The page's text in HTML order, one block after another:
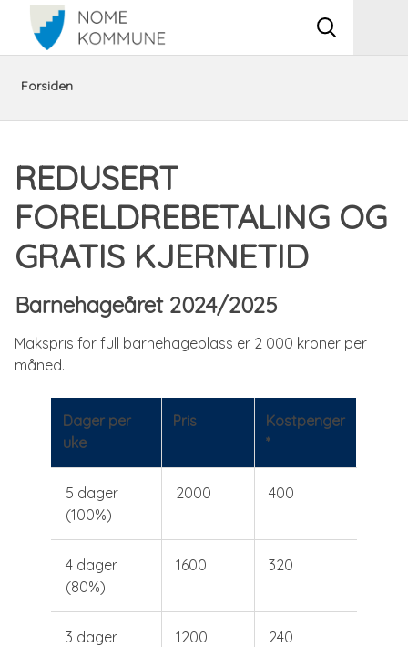
Vis
Du
her:
Forsiden
skole
og
gratis
kjernetid
REDUSERT
FORELDREBETALING OG
GRATIS KJERNETID
Barnehageåret 2024/2025
Makspris for full barnehageplass er 2 000 kroner per
måned.
Dager per
uke
Pris
Kostpenger
*
5 dager
(100%)
2000 400
4 dager
(80%)
1600 320
3 dager
1200 240